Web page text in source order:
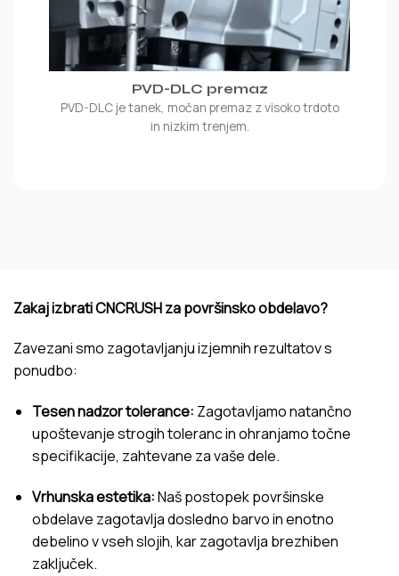
PVD-DLC premaz
PVD-DLC je tanek, močan premaz z visoko trdoto
in nizkim trenjem.
Zakaj izbrati CNCRUSH za površinsko obdelavo?
Zavezani smo zagotavljanju izjemnih rezultatov s
ponudbo:
Tesen nadzor tolerance: Zagotavljamo natančno
upoštevanje strogih toleranc in ohranjamo točne
specifikacije, zahtevane za vaše dele.
Vrhunska estetika:Naš postopek površinske
obdelave zagotavlja dosledno barvo in enotno
debelino v vseh slojih, kar zagotavlja brezhiben
zaključek.